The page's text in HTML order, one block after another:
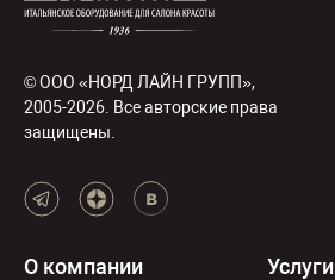
© ООО «НОРД ЛАЙН ГРУПП»,
2005-2026. Все авторские права
защищены.
О компании Услуги